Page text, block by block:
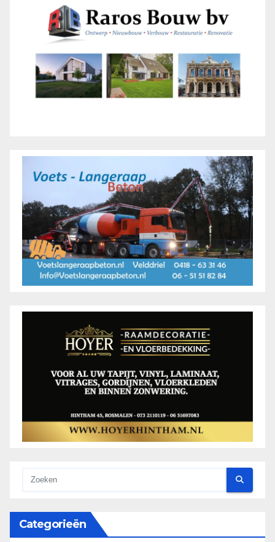
Categorieën